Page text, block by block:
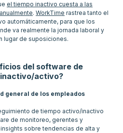
el tiempo inactivo cuesta a las
. WorkTime rastrea tanto el
automáticamente, para que los
va realmente la jornada laboral y
lugar de suposiciones.
del software de
activo?
general de los empleados
de tiempo activo/inactivo
de monitoreo, gerentes y
sobre tendencias de alta y